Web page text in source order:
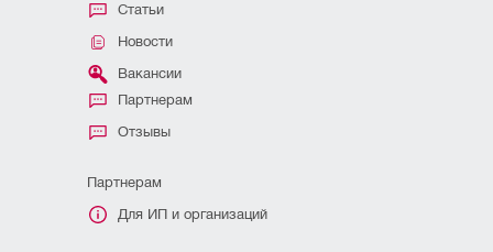
Статьи
Новости
Вакансии
Партнерам
Отзывы
Партнерам
Для ИП и организаций